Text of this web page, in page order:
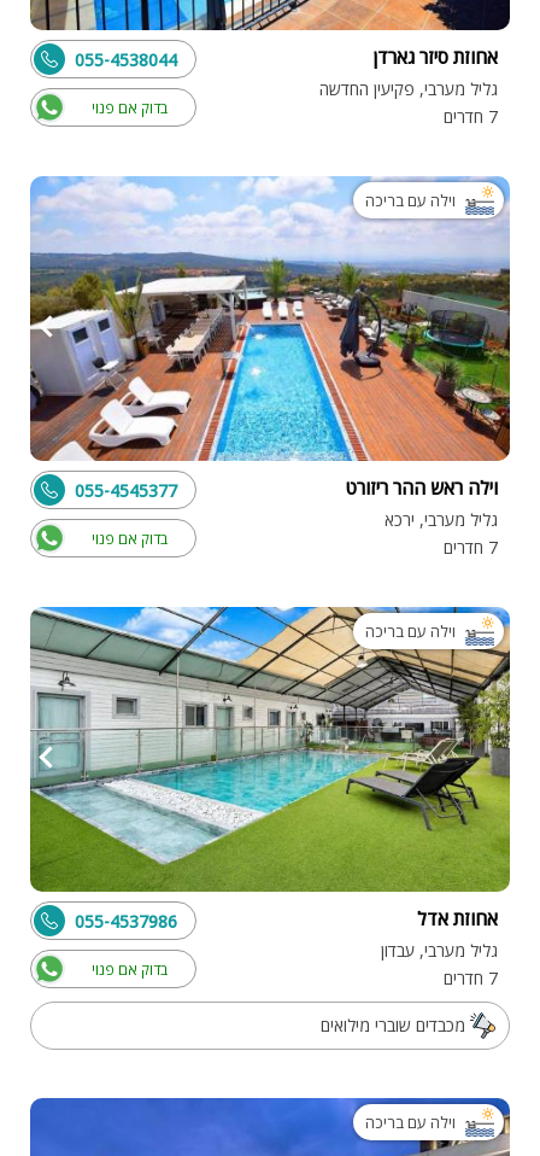
אחוזת סיזר גארדן
גליל מערבי, פקיעין החדשה
7 חדרים
בדוק אם פנוי
055-4538044
וילה עם בריכה
וילה ראש ההר ריזורט
גליל מערבי, ירכא
7 חדרים
בדוק אם פנוי
055-4545377
וילה עם בריכה
אחוזת אדל
גליל מערבי, עבדון
7 חדרים
בדוק אם פנוי
055-4537986
מכבדים שוברי מילואים
וילה עם בריכה